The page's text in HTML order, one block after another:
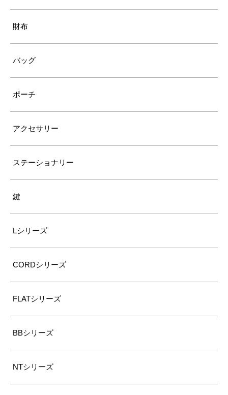
財布
バッグ
ポーチ
アクセサリー
ステーショナリー
鍵
Lシリーズ
CORDシリーズ
FLATシリーズ
BBシリーズ
NTシリーズ